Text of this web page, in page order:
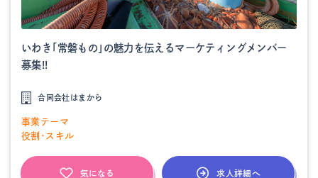
いわき「常磐もの」の魅力を伝えるマーケティングメンバー
募集!!
合同会社はまから
事業テーマ
役割・スキル
気になる 求人詳細へ